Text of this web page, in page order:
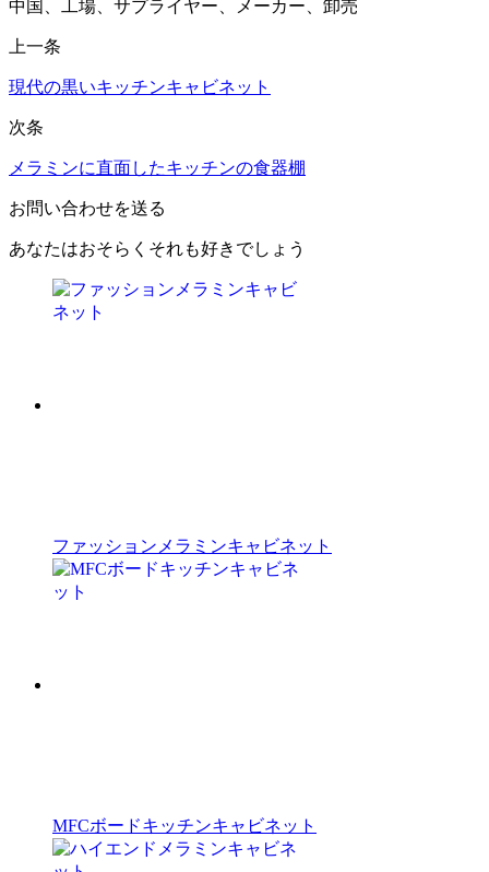
中国、工場、サプライヤー、メーカー、卸売
上一条
現代の黒いキッチンキャビネット
次条
メラミンに直面したキッチンの食器棚
お問い合わせを送る
あなたはおそらくそれも好きでしょう
ファッションメラミンキャビネット
MFCボードキッチンキャビネット